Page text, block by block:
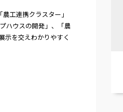
工連携クラスター」
ハウスの開発」、「農
示を交えわかりやすく